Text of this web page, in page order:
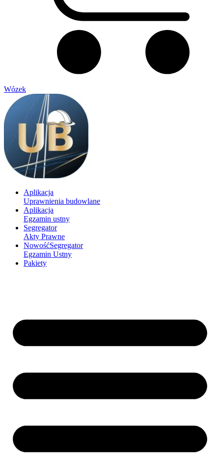
Wózek
Aplikacja
Uprawnienia budowlane
Aplikacja
Egzamin ustny
Segregator
Akty Prawne
NowośćSegregator
Egzamin Ustny
Pakiety